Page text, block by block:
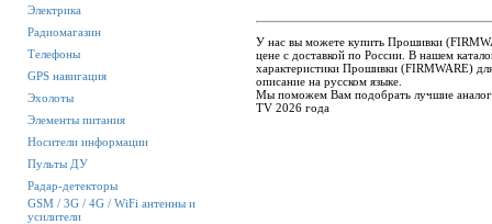
Электрика
Радиомагазин
Телефоны
GPS навигация
Эхолоты
Элементы питания
Носители информации
Пульты ДУ
Радар-детекторы
GSM / 3G / 4G / WiFi антенны и
усилители
У нас вы можете купить Прошивки
цене с доставкой по России. В нашем
характеристики Прошивки (FIRMWARE)
описание на русском языке.
Мы поможем Вам подобрать лучшие
TV 2026 года